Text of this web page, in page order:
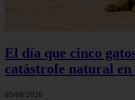
El día que cinco
catástrofe natural
05/08/2026